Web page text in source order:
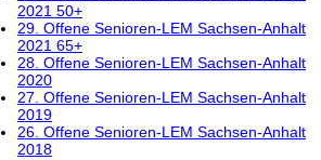
2021 50+
29. Offene Senioren-LEM Sachsen-Anhalt
2021 65+
28. Offene Senioren-LEM Sachsen-Anhalt
2020
27. Offene Senioren-LEM Sachsen-Anhalt
2019
26. Offene Senioren-LEM Sachsen-Anhalt
2018